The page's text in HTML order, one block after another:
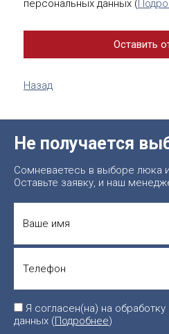
персональных данных (
Назад
Не получается
Сомневаетесь в выборе люка
Оставьте заявку, и наш
Я согласен(на) на
данных (Подробнее)